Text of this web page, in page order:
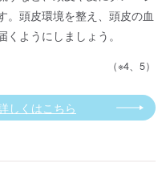
。頭皮環境を整え、頭皮の血
ようにしましょう。
（※4、5）
しくはこちら